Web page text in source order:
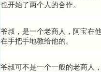
也开始了两个人的合作。
爷叔，是一个老商人，阿宝在
在手把手地教给他的。
爷叔可不是一个一般的老商人